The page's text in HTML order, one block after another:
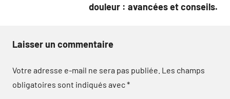
douleur : avancées et conseils.
Laisser un commentaire
Votre adresse e-mail ne sera pas publiée. Les champs
obligatoires sont indiqués avec*